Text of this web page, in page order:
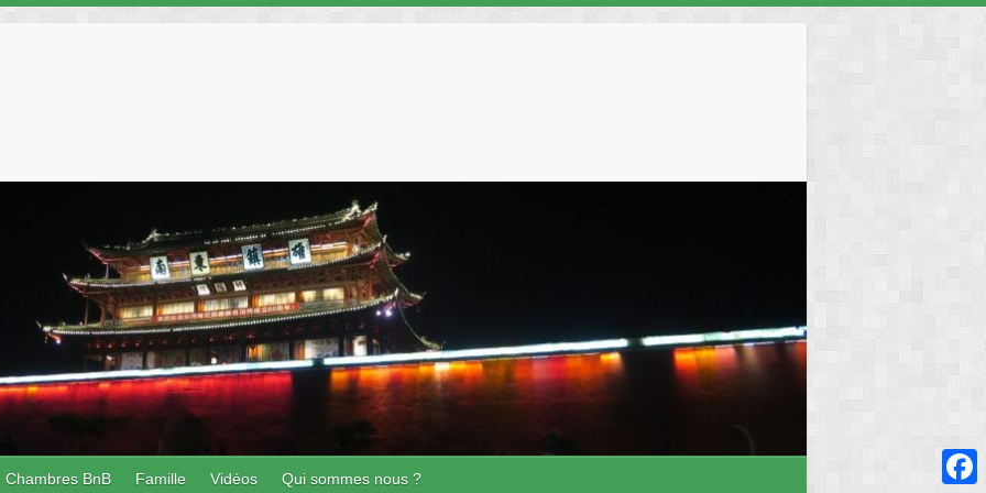
Chambres BnB Famille Vidéos Qui sommes nous ?